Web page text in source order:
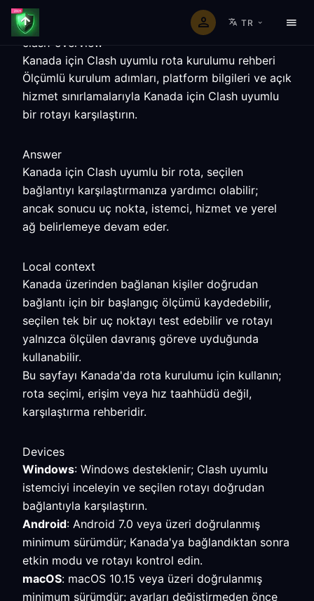
TR
clash-overview
Kanada için Clash uyumlu rota kurulumu rehberi
Ölçümlü kurulum adımları, platform bilgileri ve açık
hizmet sınırlamalarıyla Kanada için Clash uyumlu
bir rotayı karşılaştırın.
Answer
Kanada için Clash uyumlu bir rota, seçilen
bağlantıyı karşılaştırmanıza yardımcı olabilir;
ancak sonucu uç nokta, istemci, hizmet ve yerel
ağ belirlemeye devam eder.
Local context
Kanada üzerinden bağlanan kişiler doğrudan
bağlantı için bir başlangıç ölçümü kaydedebilir,
seçilen tek bir uç noktayı test edebilir ve rotayı
yalnızca ölçülen davranış göreve uyduğunda
kullanabilir.
Bu sayfayı Kanada'da rota kurulumu için kullanın;
rota seçimi, erişim veya hız taahhüdü değil,
karşılaştırma rehberidir.
Devices
Windows: Windows desteklenir; Clash uyumlu
istemciyi inceleyin ve seçilen rotayı doğrudan
bağlantıyla karşılaştırın.
Android: Android 7.0 veya üzeri doğrulanmış
minimum sürümdür; Kanada'ya bağlandıktan sonra
etkin modu ve rotayı kontrol edin.
macOS: macOS 10.15 veya üzeri doğrulanmış
minimum sürümdür; ayarları değiştirmeden önce